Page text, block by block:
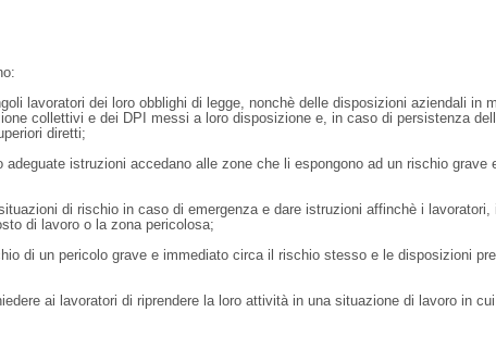
lavoratori dei loro obblighi di legge, nonchè delle disposizioni aziendali in
collettivi e dei DPI messi a loro disposizione e, in caso di persistenza
diretti;
istruzioni accedano alle zone che li espongono ad un rischio grave
di rischio in caso di emergenza e dare istruzioni affinchè i lavoratori,
di lavoro o la zona pericolosa;
di un pericolo grave e immediato circa il rischio stesso e le disposizioni
ai lavoratori di riprendere la loro attività in una situazione di lavoro in cui